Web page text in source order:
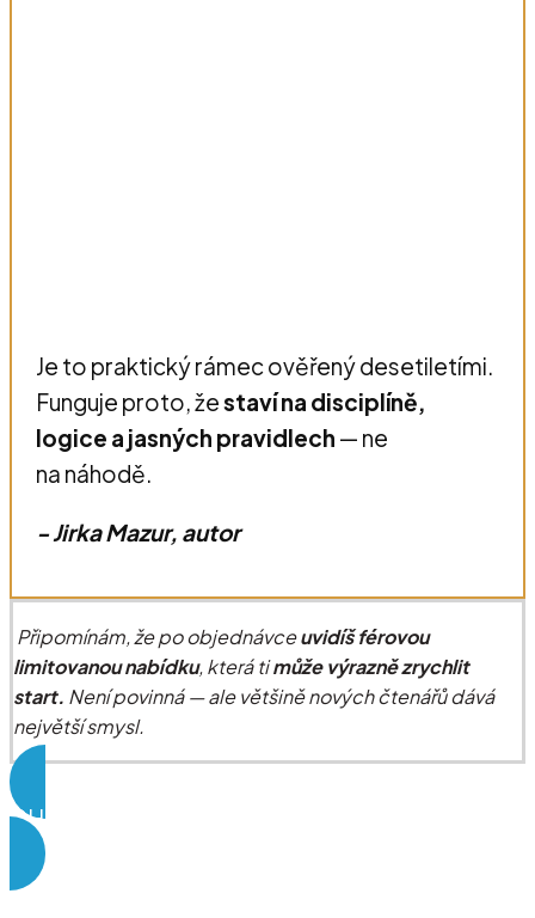
Je to praktický rámec ověřený desetiletími.
Funguje proto, žestaví na disciplíně,
logice a jasných pravidlech — ne
na náhodě.
- Jirka Mazur, autor
Připomínám, že po objednávceuvidíš férovou
limitovanou nabídku, která timůže výrazně zrychlit
start. Není povinná — ale většině nových čtenářů dává
největší smysl.
CHCI VIDĚT, CO V KNIZE NAJDU